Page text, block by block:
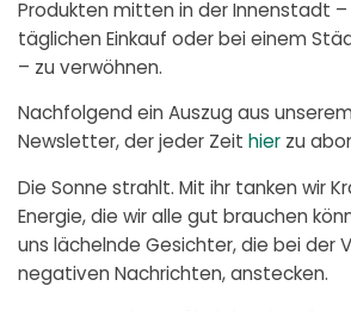
Produkten mitten in der Innenstadt –
täglichen Einkauf oder bei einem
– zu verwöhnen.
Nachfolgend ein Auszug aus
Newsletter, der jeder Zeithier zu
Die Sonne strahlt. Mit ihr tanken wir
Energie, die wir alle gut brauchen
uns lächelnde Gesichter, die bei der
negativen Nachrichten, anstecken.